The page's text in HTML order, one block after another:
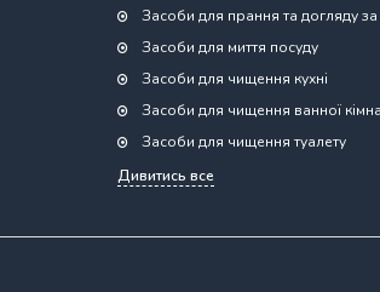
Засоби для прання та догляду
Засоби для миття посуду
Засоби для чищення кухні
Засоби для чищення ванної
Засоби для чищення туалету
Дивитись все